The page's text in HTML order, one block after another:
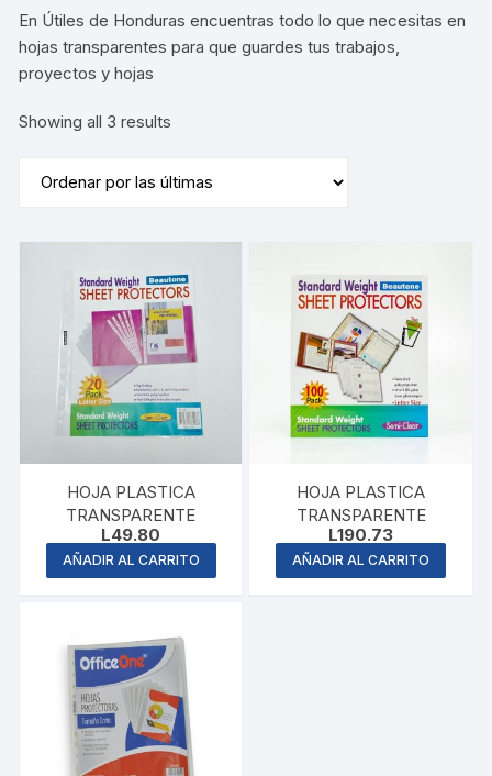
En Útiles de Honduras encuentras todo lo que necesitas en
hojas transparentes para que guardes tus trabajos,
proyectos y hojas
Showing all 3 results
latest
HOJA PLASTICA
TRANSPARENTE
L49.80
AÑADIR AL CARRITO
HOJA PLASTICA
TRANSPARENTE
L190.73
AÑADIR AL CARRITO